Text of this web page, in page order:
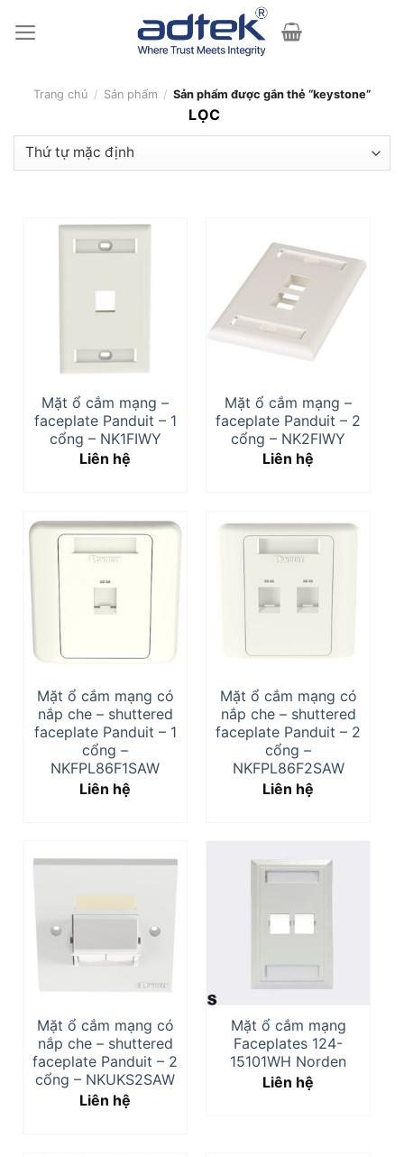
Trang chủ / Sản phẩm / Sản phẩm được gắn thẻ “keystone”
LỌC
Thương hiệu
Mặt ổ cắm mạng –
faceplate Panduit – 1
cổng – NK1FIWY
Liên hệ
Mặt ổ cắm mạng –
faceplate Panduit – 2
cổng – NK2FIWY
Liên hệ
Mặt ổ cắm mạng có
nắp che – shuttered
faceplate Panduit – 1
cổng –
NKFPL86F1SAW
Liên hệ
Mặt ổ cắm mạng có
nắp che – shuttered
faceplate Panduit – 2
cổng –
NKFPL86F2SAW
Liên hệ
Mặt ổ cắm mạng có
nắp che – shuttered
faceplate Panduit – 2
cổng – NKUKS2SAW
Liên hệ
Mặt ổ cắm mạng
Faceplates 124-
15101WH Norden
Liên hệ